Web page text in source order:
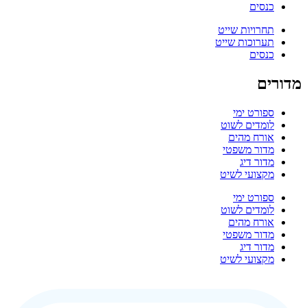
כנסים
תחרויות שייט
תערוכות שייט
כנסים
מדורים
ספורט ימי
לומדים לשוט
אורח מהים
מדור משפטי
מדור דיג
מקצועי לשיט
ספורט ימי
לומדים לשוט
אורח מהים
מדור משפטי
מדור דיג
מקצועי לשיט